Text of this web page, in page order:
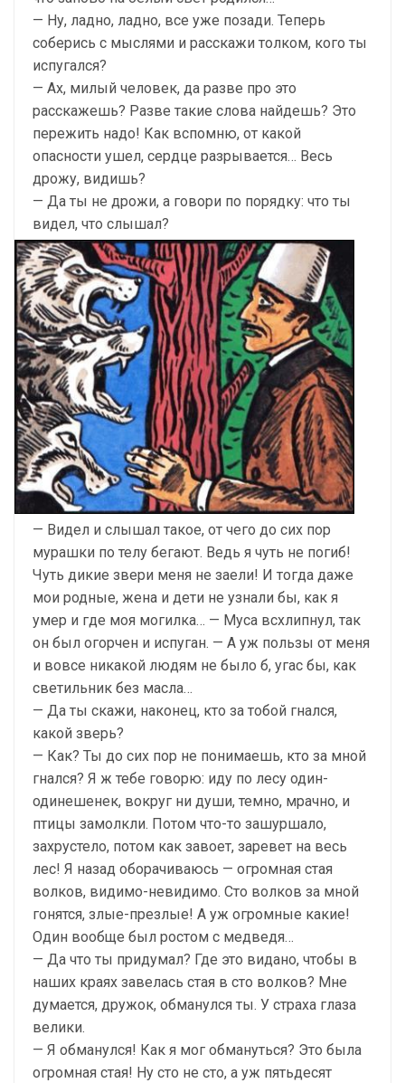
— Ну, ладно, ладно, все уже позади. Теперь
соберись с мыслями и расскажи толком, кого ты
испугался?
— Ах, милый человек, да разве про это
расскажешь? Разве такие слова найдешь? Это
пережить надо! Как вспомню, от какой
опасности ушел, сердце разрывается… Весь
дрожу, видишь?
— Да ты не дрожи, а говори по порядку: что ты
видел, что слышал?
— Видел и слышал такое, от чего до сих пор
мурашки по телу бегают. Ведь я чуть не погиб!
Чуть дикие звери меня не заели! И тогда даже
мои родные, жена и дети не узнали бы, как я
умер и где моя могилка… — Муса всхлипнул, так
он был огорчен и испуган. — А уж пользы от меня
и вовсе никакой людям не было б, угас бы, как
светильник без масла…
— Да ты скажи, наконец, кто за тобой гнался,
какой зверь?
— Как? Ты до сих пор не понимаешь, кто за мной
гнался? Я ж тебе говорю: иду по лесу один-
одинешенек, вокруг ни души, темно, мрачно, и
птицы замолкли. Потом что-то зашуршало,
захрустело, потом как завоет, заревет на весь
лес! Я назад оборачиваюсь — огромная стая
волков, видимо-невидимо. Сто волков за мной
гонятся, злые-презлые! А уж огромные какие!
Один вообще был ростом с медведя…
— Да что ты придумал? Где это видано, чтобы в
наших краях завелась стая в сто волков? Мне
думается, дружок, обманулся ты. У страха глаза
велики.
— Я обманулся! Как я мог обмануться? Это была
огромная стая! Ну сто не сто, а уж пятьдесят